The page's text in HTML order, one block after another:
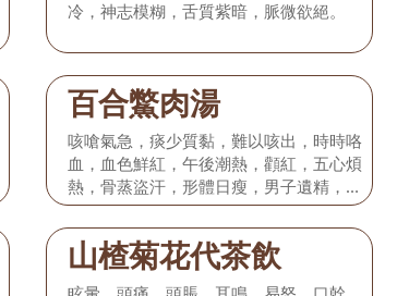
冷，神志模糊，舌質紫暗，脈微欲絕。
百合鱉肉湯
咳嗆氣急，痰少質黏，難以咳出，時時咯
血，血色鮮紅，午後潮熱，顴紅，五心煩
熱，骨蒸盜汗，形體日瘦，男子遺精，女
子夢交或經閉，舌質紅絳而幹，舌苔黃或
花剝，脈細而數。
山楂菊花代茶飲